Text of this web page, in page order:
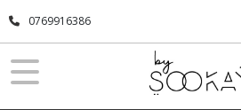
0769916386